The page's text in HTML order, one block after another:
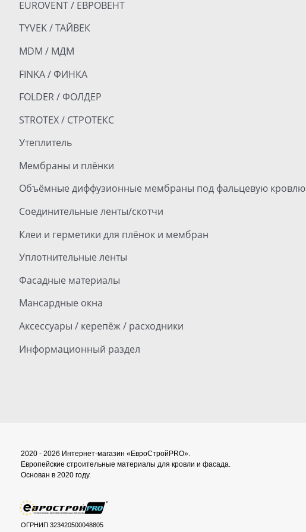
EUROVENT / ЕВРОВЕНТ
TYVEK / ТАЙВЕК
MDM / МДМ
FINKA / ФИНКА
FOLDER / ФОЛДЕР
STROTEX / СТРОТЕКС
Утеплитель
Мембраны и плёнки
Объёмные диффузионные мембраны под фальцевую кровлю
Соединительные ленты/скотчи
Клеи и герметики для плёнок и мембран
Уплотнительные ленты
Фасадные материалы
Мансардные окна
Аксессуары / керепёж / расходники
Информационный раздел
2020 - 2026 Интернет-магазин «ЕвроСтройPRO».
Европейские строительные материалы для кровли и фасада.
Основан в 2020 году.
ОГРНИП 323420500048805